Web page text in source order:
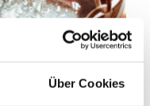
Über Cookies